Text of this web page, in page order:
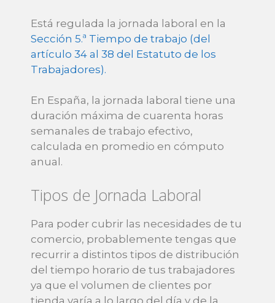
Está regulada la jornada laboral en la
Sección 5.ª Tiempo de trabajo (del
artículo 34 al 38 del Estatuto de los
Trabajadores).
En España, la jornada laboral tiene una
duración máxima de cuarenta horas
semanales de trabajo efectivo,
calculada en promedio en cómputo
anual.
Tipos de Jornada Laboral
Para poder cubrir las necesidades de tu
comercio, probablemente tengas que
recurrir a distintos tipos de distribución
del tiempo horario de tus trabajadores
ya que el volumen de clientes por
tienda varía a lo largo del día y de la